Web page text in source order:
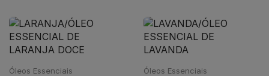
Óleos Essenciais Óleos Essenciais